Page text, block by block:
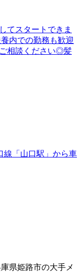
てスタートできま
内での勤務も歓迎
相談ください◎髪
線「山口駅」から車
県姫路市の大手メ